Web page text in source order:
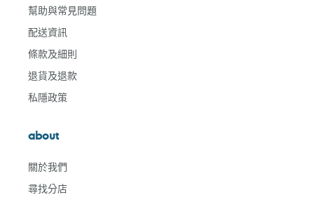
幫助與常見問題
配送資訊
條款及細則
退貨及退款
私隱政策
about
關於我們
尋找分店